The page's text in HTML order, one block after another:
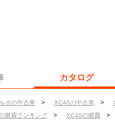
カタログ
ボの中古車 > XC40の中古車 >
燃費ランキング > XC40の燃費 >